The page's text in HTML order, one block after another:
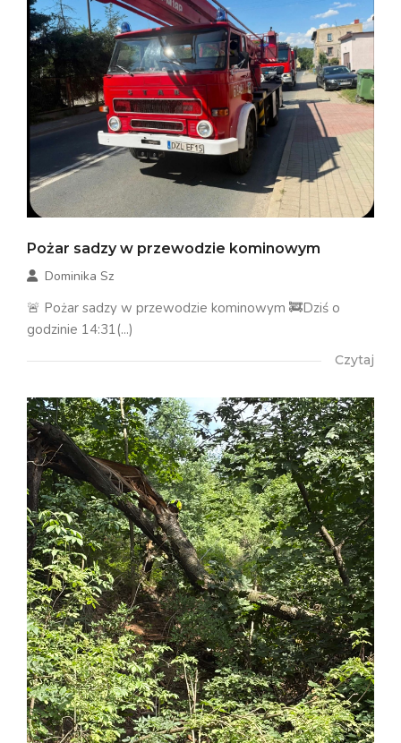
Pożar sadzy w przewodzie kominowym
Dominika Sz
🚨 Pożar sadzy w przewodzie kominowym 🚒Dziś o
godzinie 14:31(...)
Czytaj